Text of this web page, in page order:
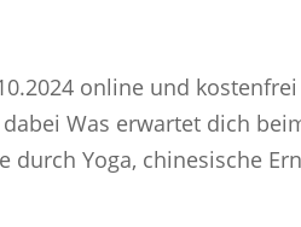
online und
Was erwartet dich
Yoga, chinesische